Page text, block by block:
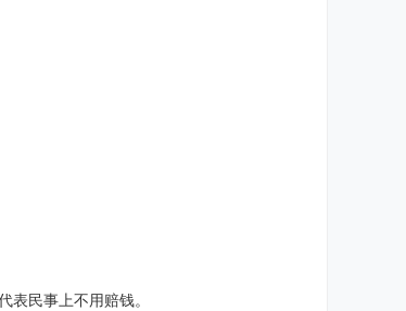
民事上不用赔钱。